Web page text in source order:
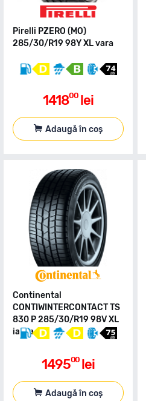
Pirelli PZERO (MO)
285/30/R19 98Y XL vara
141800 lei
Adaugă în coș
Continental
CONTIWINTERCONTACT TS
830 P 285/30/R19 98V XL
iarna
149500 lei
Adaugă în coș